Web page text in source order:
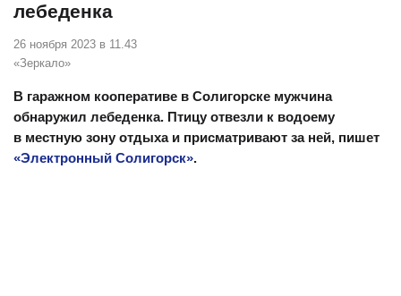
лебеденка
26 ноября 2023 в 11.43
«Зеркало»
В гаражном кооперативе в Солигорске мужчина
обнаружил лебеденка. Птицу отвезли к водоему
в местную зону отдыха и присматривают за ней, пишет
«Электронный Солигорск».